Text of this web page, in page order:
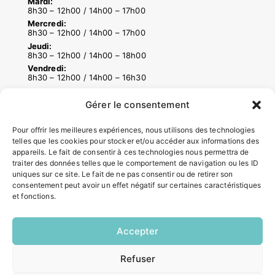
Gérer le consentement
Pour offrir les meilleures expériences, nous utilisons des technologies
telles que les cookies pour stocker et/ou accéder aux informations des
appareils. Le fait de consentir à ces technologies nous permettra de
traiter des données telles que le comportement de navigation ou les ID
uniques sur ce site. Le fait de ne pas consentir ou de retirer son
consentement peut avoir un effet négatif sur certaines caractéristiques
et fonctions.
Accepter
Refuser
8h30 – 12h00 / 14h00 – 17h00
Mercredi:
8h30 – 12h00 / 14h00 – 17h00
Jeudi:
8h30 – 12h00 / 14h00 – 18h00
Vendredi:
8h30 – 12h00 / 14h00 – 16h30
Contacter la mairie
Pôle santé
Le Saucatais
Formalités administratives
Restauration scolaire
INFORMATIONS LÉGALES